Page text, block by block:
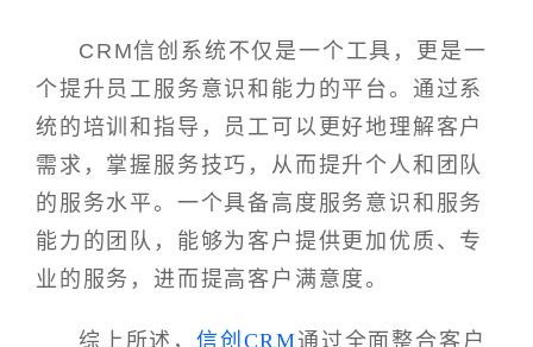
CRM信创系统不仅是一个工具，更是一
个提升员工服务意识和能力的平台。通过系
统的培训和指导，员工可以更好地理解客户
需求，掌握服务技巧，从而提升个人和团队
的服务水平。一个具备高度服务意识和服务
能力的团队，能够为客户提供更加优质、专
业的服务，进而提高客户满意度。
综上所述， 信创CRM通过全面整合客户